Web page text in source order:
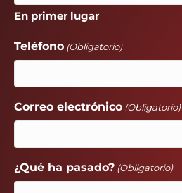
En primer lugar
Teléfono (Obligatorio)
Correo electrónico (Obligatorio)
¿Qué ha pasado? (Obligatorio)